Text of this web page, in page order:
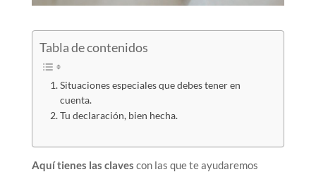
Tabla de contenidos
Situaciones especiales que debes tener en
cuenta.
Tu declaración, bien hecha.
Aquí tienes las claves con las que te ayudaremos